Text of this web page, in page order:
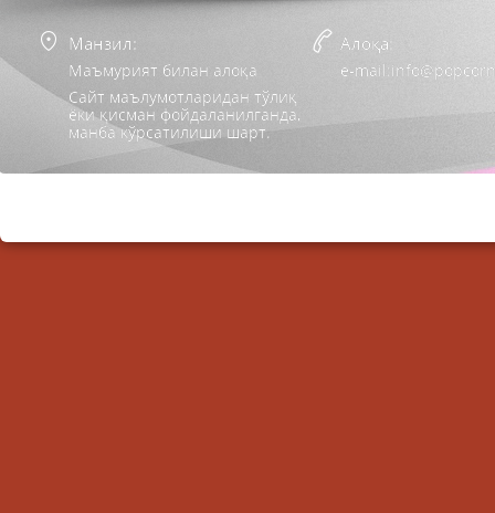
Манзил:
Маъмурият билан алоқа
Сайт маълумотларидан тўлиқ
ёки қисман фойдаланилганда,
манба кўрсатилиши шарт.
Алоқа:
e-